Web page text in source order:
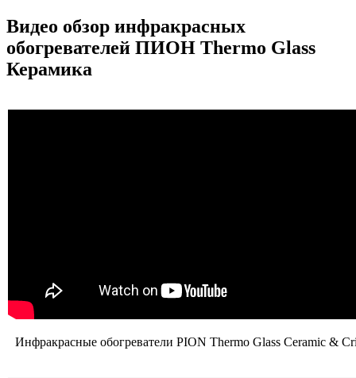
Видео обзор инфракрасных
обогревателей ПИОН Thermo Glass
Керамика
Инфракрасные обогреватели PION Thermo Glass Ceramic &